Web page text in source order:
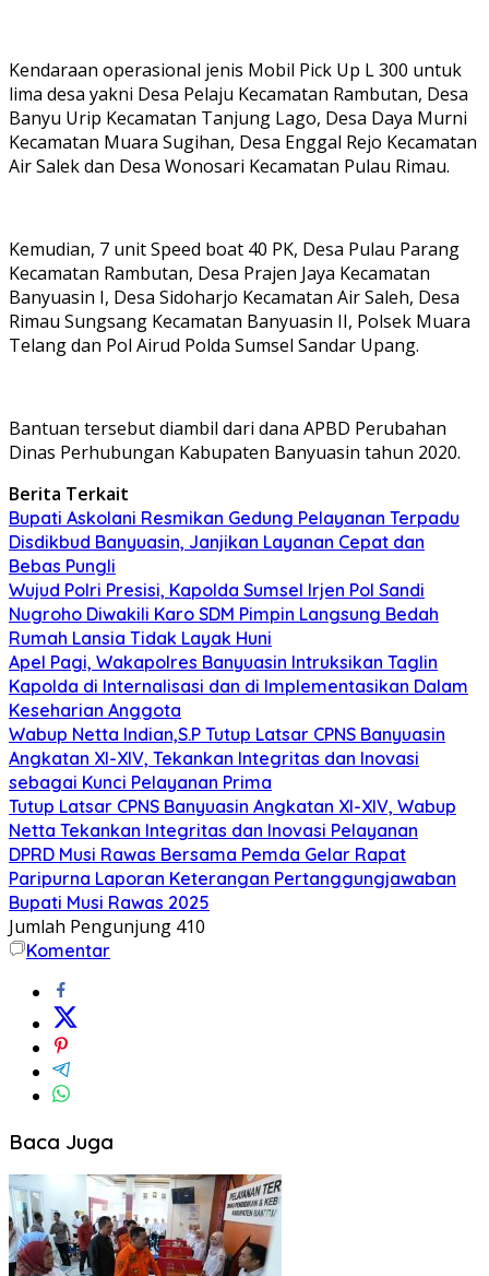
Kendaraan operasional jenis Mobil Pick Up L 300 untuk
lima desa yakni Desa Pelaju Kecamatan Rambutan, Desa
Banyu Urip Kecamatan Tanjung Lago, Desa Daya Murni
Kecamatan Muara Sugihan, Desa Enggal Rejo Kecamatan
Air Salek dan Desa Wonosari Kecamatan Pulau Rimau.
Kemudian, 7 unit Speed boat 40 PK, Desa Pulau Parang
Kecamatan Rambutan, Desa Prajen Jaya Kecamatan
Banyuasin I, Desa Sidoharjo Kecamatan Air Saleh, Desa
Rimau Sungsang Kecamatan Banyuasin II, Polsek Muara
Telang dan Pol Airud Polda Sumsel Sandar Upang.
Bantuan tersebut diambil dari dana APBD Perubahan
Dinas Perhubungan Kabupaten Banyuasin tahun 2020.
Berita Terkait
Bupati Askolani Resmikan Gedung Pelayanan Terpadu
Disdikbud Banyuasin, Janjikan Layanan Cepat dan
Bebas Pungli
Wujud Polri Presisi, Kapolda Sumsel Irjen Pol Sandi
Nugroho Diwakili Karo SDM Pimpin Langsung Bedah
Rumah Lansia Tidak Layak Huni
Apel Pagi, Wakapolres Banyuasin Intruksikan Taglin
Kapolda di Internalisasi dan di Implementasikan Dalam
Keseharian Anggota
Wabup Netta Indian,S.P Tutup Latsar CPNS Banyuasin
Angkatan XI-XIV, Tekankan Integritas dan Inovasi
sebagai Kunci Pelayanan Prima
Tutup Latsar CPNS Banyuasin Angkatan XI-XIV, Wabup
Netta Tekankan Integritas dan Inovasi Pelayanan
DPRD Musi Rawas Bersama Pemda Gelar Rapat
Paripurna Laporan Keterangan Pertanggungjawaban
Bupati Musi Rawas 2025
Jumlah Pengunjung 410
Komentar
Baca Juga